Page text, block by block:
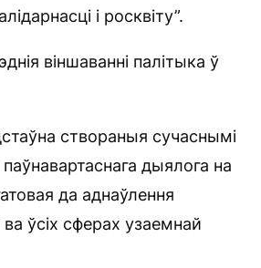
і росквіту”.
віншаванні палітыка ў
створаныя сучаснымі
дыялога на
да аднаўлення
ўсіх сферах узаемнай